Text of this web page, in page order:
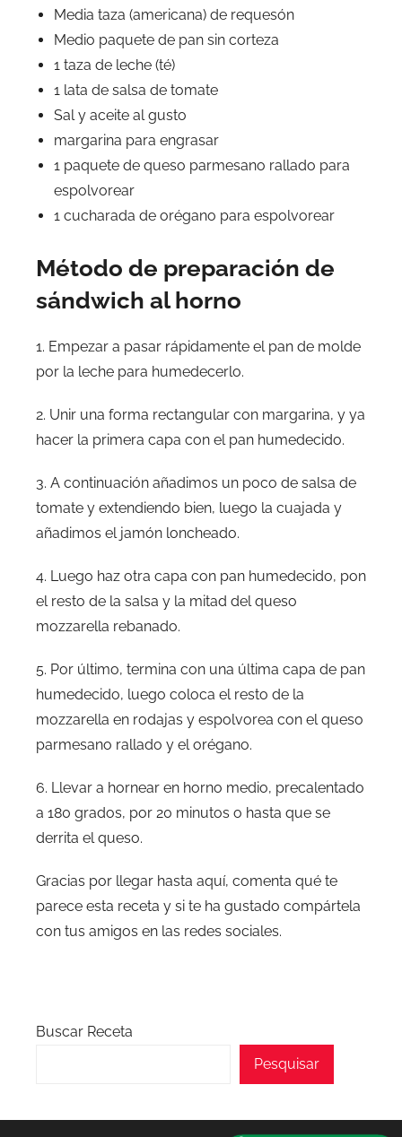
Media taza (americana) de requesón
Medio paquete de pan sin corteza
1 taza de leche (té)
1 lata de salsa de tomate
Sal y aceite al gusto
margarina para engrasar
1 paquete de queso parmesano rallado para
espolvorear
1 cucharada de orégano para espolvorear
Método de preparación de
sándwich al horno
1. Empezar a pasar rápidamente el pan de molde
por la leche para humedecerlo.
2. Unir una forma rectangular con margarina, y ya
hacer la primera capa con el pan humedecido.
3. A continuación añadimos un poco de salsa de
tomate y extendiendo bien, luego la cuajada y
añadimos el jamón loncheado.
4. Luego haz otra capa con pan humedecido, pon
el resto de la salsa y la mitad del queso
mozzarella rebanado.
5. Por último, termina con una última capa de pan
humedecido, luego coloca el resto de la
mozzarella en rodajas y espolvorea con el queso
parmesano rallado y el orégano.
6. Llevar a hornear en horno medio, precalentado
a 180 grados, por 20 minutos o hasta que se
derrita el queso.
Gracias por llegar hasta aquí, comenta qué te
parece esta receta y si te ha gustado compártela
con tus amigos en las redes sociales.
Buscar Receta
Pesquisar